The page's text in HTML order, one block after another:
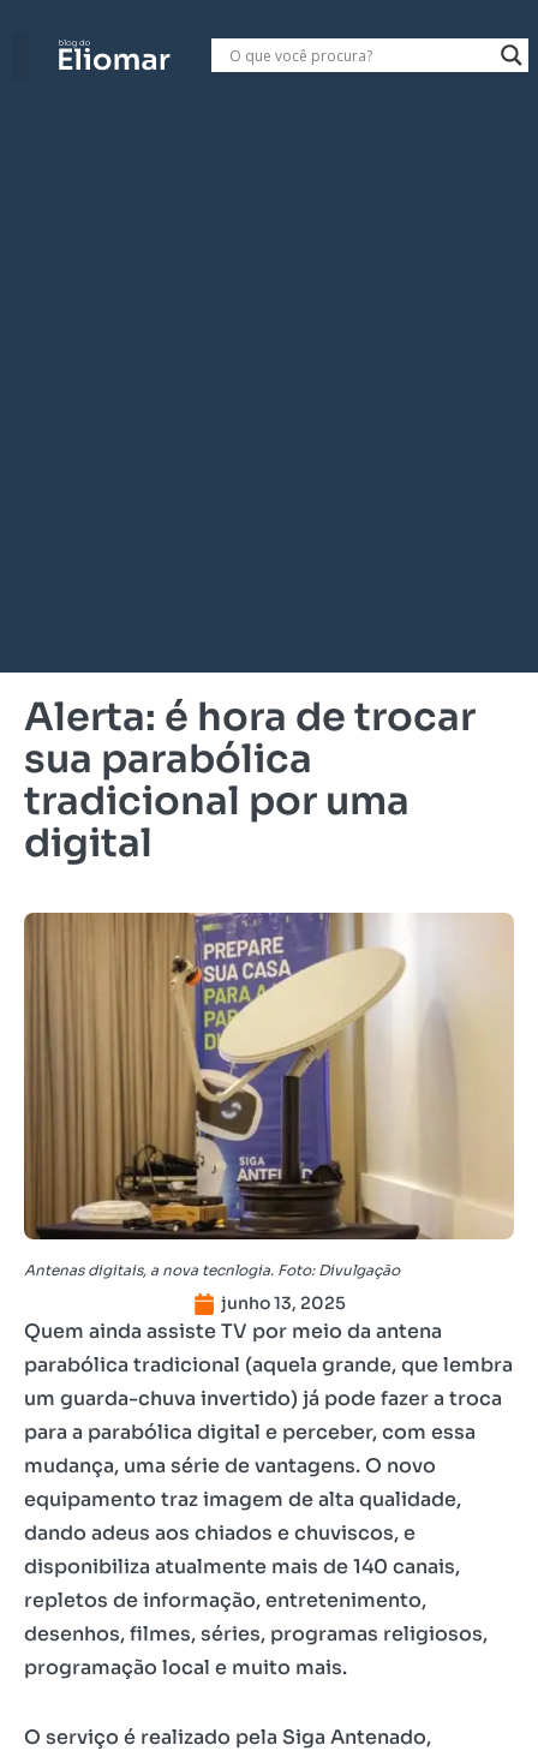
Alerta: é hora de trocar
sua parabólica
tradicional por uma
digital
Antenas digitais, a nova tecnlogia. Foto: Divulgação
junho 13, 2025
Quem ainda assiste TV por meio da antena
parabólica tradicional (aquela grande, que lembra
um guarda-chuva invertido) já pode fazer a troca
para a parabólica digital e perceber, com essa
mudança, uma série de vantagens. O novo
equipamento traz imagem de alta qualidade,
dando adeus aos chiados e chuviscos, e
disponibiliza atualmente mais de 140 canais,
repletos de informação, entretenimento,
desenhos, filmes, séries, programas religiosos,
programação local e muito mais.
O serviço é realizado pela Siga Antenado,